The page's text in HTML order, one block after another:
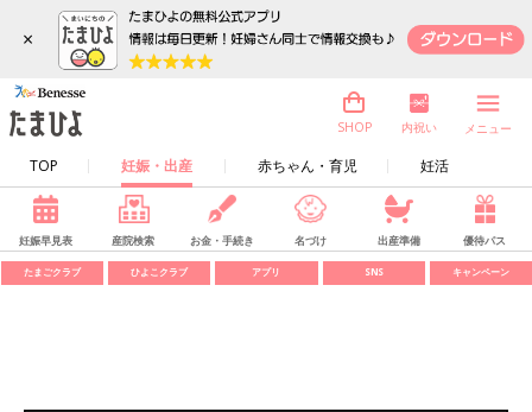
×
TOP 妊娠・出産 赤ちゃん・育児 妊活
SHOP 内祝い メニュー
妊娠早見表 産院検索 お金・手続き 名づけ 出産準備 優待パス
たまごクラブ ひよこクラブ アプリ SNS キャンペーン